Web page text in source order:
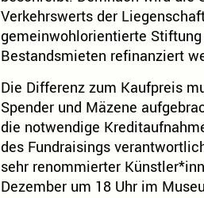
Verkehrswerts der
gemeinwohlorientierte
Bestandsmieten refinanziert
Die Differenz zum Kaufpreis
Spender und Mäzene
die notwendige
des Fundraisings
sehr renommierter
Dezember um 18 Uhr im